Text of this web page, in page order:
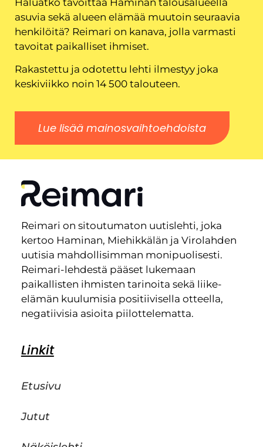
asuvia sekä alueen elämää muutoin seuraavia
henkilöitä? Reimari on kanava, jolla varmasti
tavoitat paikalliset ihmiset.
Rakastettu ja odotettu lehti ilmestyy joka
keskiviikko noin 14 500 talouteen.
Lue lisää mainosvaihtoehdoista
Reimari on sitoutumaton uutislehti, joka
kertoo Haminan, Miehikkälän ja Virolahden
uutisia mahdollisimman monipuolisesti.
Reimari-lehdestä pääset lukemaan
paikallisten ihmisten tarinoita sekä liike-
elämän kuulumisia positiivisella otteella,
negatiivisia asioita piilottelematta.
Linkit
Etusivu
Jutut